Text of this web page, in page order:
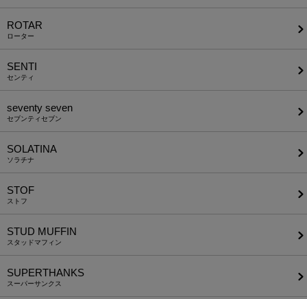
ROTAR
ローター
SENTI
センティ
seventy seven
セブンティセブン
SOLATINA
ソラチナ
STOF
ストフ
STUD MUFFIN
スタッドマフィン
SUPERTHANKS
スーパーサンクス